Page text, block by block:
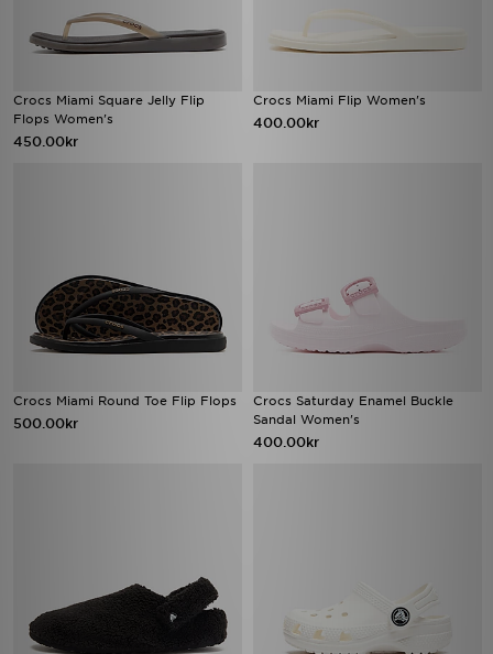
Crocs Miami Square Jelly Flip
Flops Women's
450.00kr
Crocs Miami Flip Women's
400.00kr
Crocs Miami Round Toe Flip Flops
500.00kr
Crocs Saturday Enamel Buckle
Sandal Women's
400.00kr